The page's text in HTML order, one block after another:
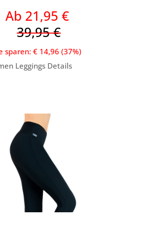
Ab 21,95 €
39,95 €
sparen: € 14,96 (37%)
Leggings Details